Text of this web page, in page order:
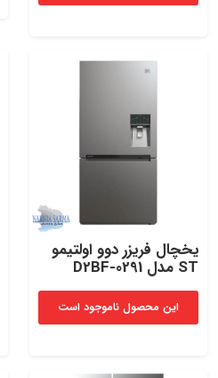
یخچال‌ فریزر دوو اولتیمو
ST مدل D2BF-0291​
این محصول ناموجود است